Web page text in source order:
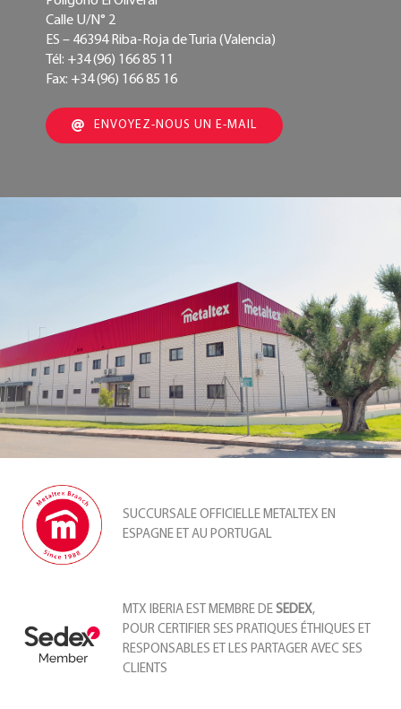
Calle U/N° 2
ES – 46394 Riba-Roja de Turia (Valencia)
Tél: +34 (96) 166 85 11
Fax: +34 (96) 166 85 16
ENVOYEZ-NOUS UN E-MAIL
SUCCURSALE OFFICIELLE METALTEX EN
ESPAGNE ET AU PORTUGAL
MTX IBERIA EST MEMBRE DE SEDEX,
POUR CERTIFIER SES PRATIQUES ÉTHIQUES ET
RESPONSABLES ET LES PARTAGER AVEC SES
CLIENTS